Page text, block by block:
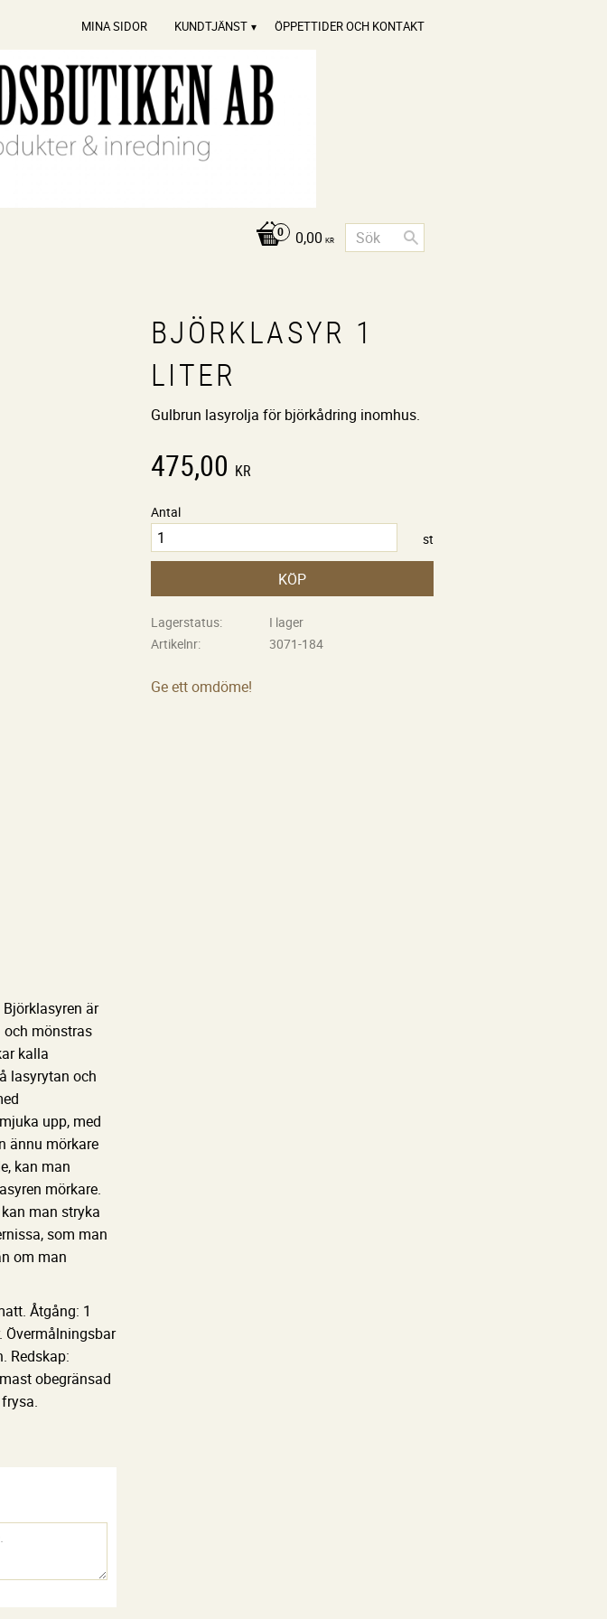
MINA SIDOR KUNDTJÄNST ÖPPETTIDER OCH KONTAKT
0,00 KR
BJÖRKLASYR 1
LITER
Gulbrun lasyrolja för björkådring inomhus.
475,00 KR
Antal
st
KÖP
Lagerstatus
I lager
Artikelnr
3071-184
Ge ett omdöme!
är
och mönstras
kalla
lasyrytan och
upp, med
ännu mörkare
kan man
mörkare.
man stryka
som man
om man
Åtgång: 1
Övermålningsbar
Redskap:
obegränsad